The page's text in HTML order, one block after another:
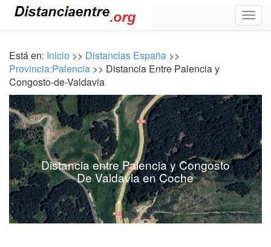
Está en: Inicio >> Distancias España >>
Provincia:Palencia >> Distancia Entre Palencia y
Congosto-de-Valdavia
Distancia entre Palencia y Congosto
De Valdavia en Coche